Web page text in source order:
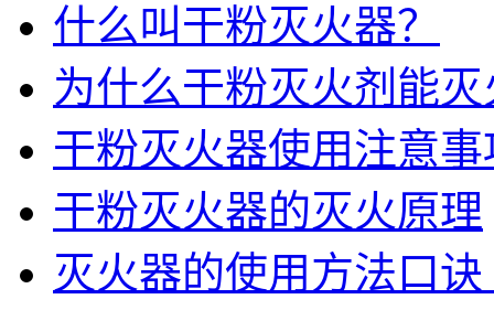
什么叫干粉灭火器？
为什么干粉灭火剂能
干粉灭火器使用注意事
干粉灭火器的灭火原理
灭火器的使用方法口诀